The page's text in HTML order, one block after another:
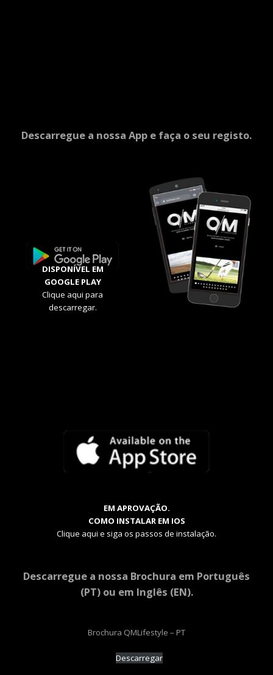
Descarregue a nossa App e faça o seu registo.
DISPONÍVEL EM
GOOGLE PLAY
Clique aqui para
descarregar.
EM APROVAÇÃO.
COMO INSTALAR EM IOS
Clique aqui e siga os passos de instalação.
Descarregue a nossa Brochura em Português
(PT) ou em Inglês (EN).
Brochura QMLifestyle – PT
Descarregar